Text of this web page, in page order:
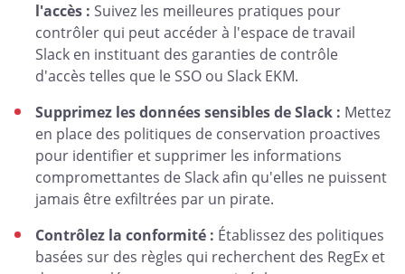
l'accès : Suivez les meilleures pratiques pour
contrôler qui peut accéder à l'espace de travail
Slack en instituant des garanties de contrôle
d'accès telles que le SSO ou Slack EKM.
Supprimez les données sensibles de Slack : Mettez
en place des politiques de conservation proactives
pour identifier et supprimer les informations
compromettantes de Slack afin qu'elles ne puissent
jamais être exfiltrées par un pirate.
Contrôlez la conformité : Établissez des politiques
basées sur des règles qui recherchent des RegEx et